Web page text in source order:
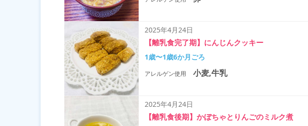
2025年4月24日
【離乳食完了期】にんじんクッキー
1歳〜1歳6か月ごろ
アレルゲン使用 小麦,牛乳
2025年4月24日
【離乳食後期】かぼちゃとりんごのミルク煮